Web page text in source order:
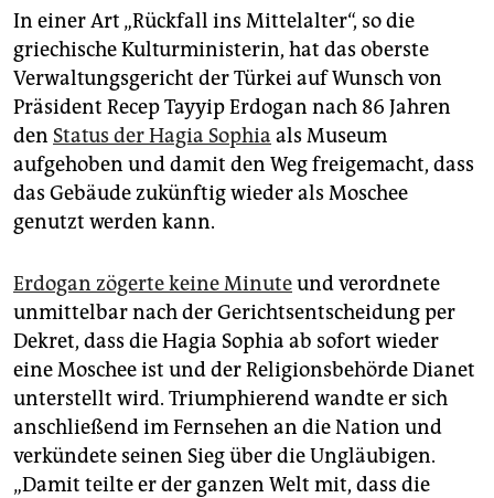
In einer Art „Rückfall ins Mittelalter“, so die
griechische Kulturministerin, hat das oberste
Verwaltungsgericht der Türkei auf Wunsch von
Präsident Recep Tayyip Erdogan nach 86 Jahren
den Status der Hagia Sophia als Museum
aufgehoben und damit den Weg freigemacht, dass
das Gebäude zukünftig wieder als Moschee
genutzt werden kann.
Erdogan zögerte keine Minuteund verordnete
unmittelbar nach der Gerichtsentscheidung per
Dekret, dass die Hagia Sophia ab sofort wieder
eine Moschee ist und der Religionsbehörde Dianet
unterstellt wird. Triumphierend wandte er sich
anschließend im Fernsehen an die Nation und
verkündete seinen Sieg über die Ungläubigen.
„Damit teilte er der ganzen Welt mit, dass die